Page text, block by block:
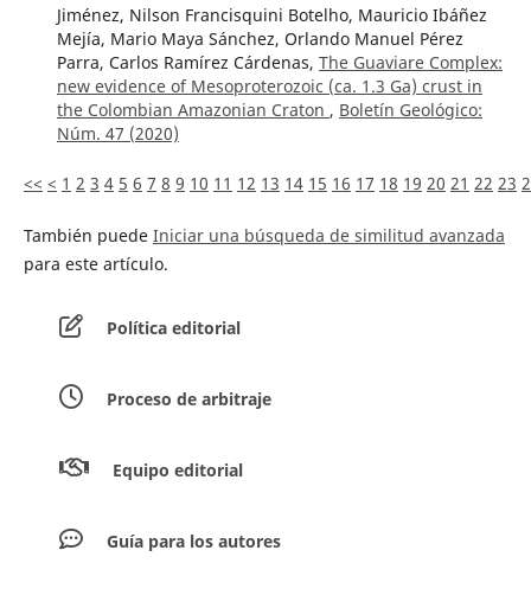
Jiménez, Nilson Francisquini Botelho, Mauricio Ibáñez
Mejía, Mario Maya Sánchez, Orlando Manuel Pérez
Parra, Carlos Ramírez Cárdenas, The Guaviare Complex:
new evidence of Mesoproterozoic (ca. 1.3 Ga) crust in
the Colombian Amazonian Craton , Boletín Geológico:
Núm. 47 (2020)
<< < 1 2 3 4 5 6 7 8 9 10 11 12 13 14 15 16 17 18 19 20 21 22 23
También puede Iniciar una búsqueda de similitud avanzada
para este artículo.
Política editorial
Proceso de arbitraje
Equipo editorial
Guía para los autores